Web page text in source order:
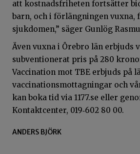
att kostnadsfriheten fortsätter
barn, och i förlängningen vuxna,
sjukdomen,” säger Gunlög
Även vuxna i Örebro län erbjuds
subventionerat pris på 280
Vaccination mot TBE erbjuds på
vaccinationsmottagningar och
kan boka tid via 1177.se eller
Kontaktcenter, 019‑602 80 00.
ANDERS BJÖRK